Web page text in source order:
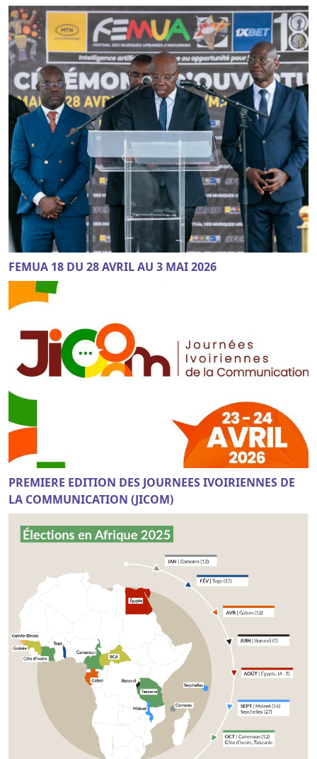
FEMUA 18 DU 28 AVRIL AU 3 MAI 2026
PREMIERE EDITION DES JOURNEES IVOIRIENNES DE
LA COMMUNICATION (JICOM)